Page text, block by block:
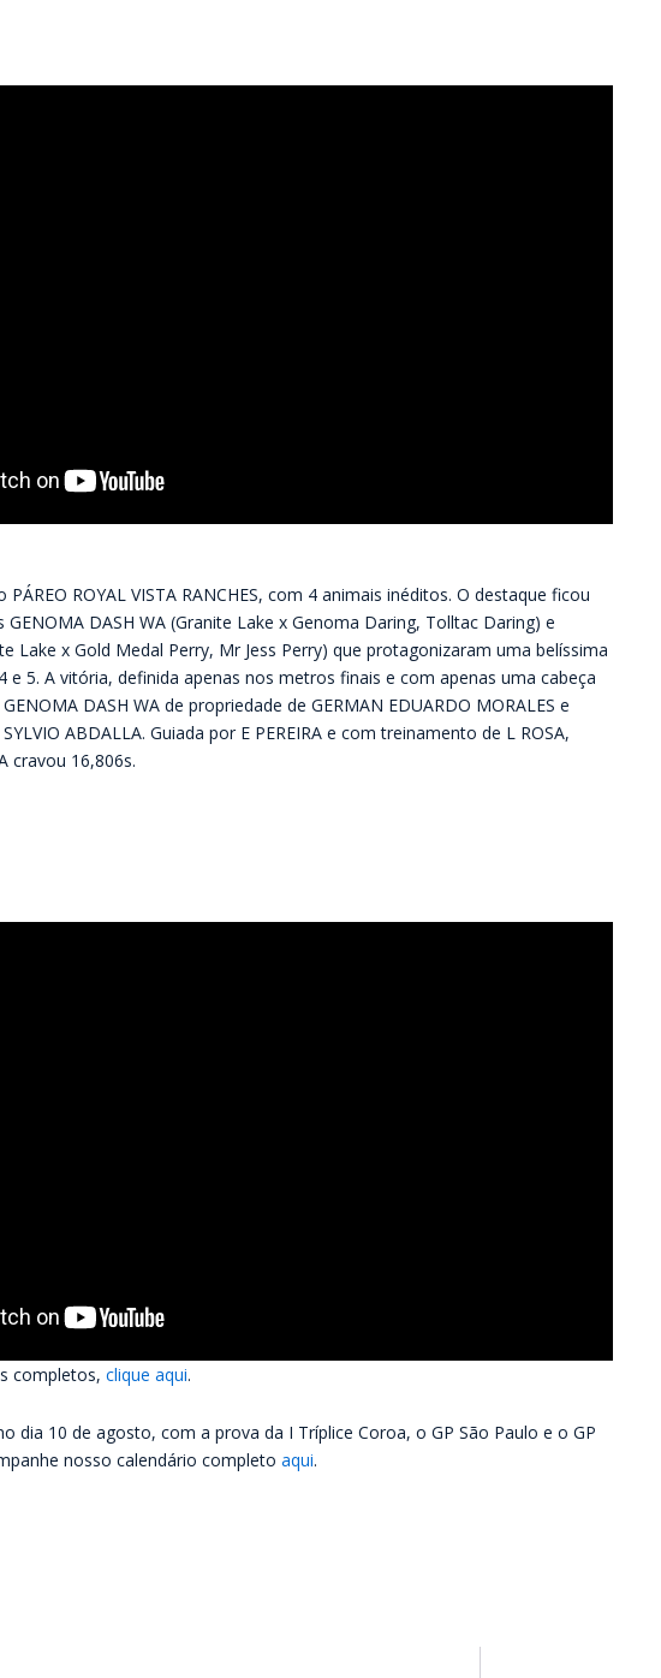
ROYAL VISTA RANCHES, com 4 animais inéditos. O destaque ficou
DASH WA (Granite Lake x Genoma Daring, Tolltac Daring) e
Lake x Gold Medal Perry, Mr Jess Perry) que protagonizaram uma belíssima
e 5. A vitória, definida apenas nos metros finais e com apenas uma cabeça
DASH WA de propriedade de GERMAN EDUARDO MORALES e
ABDALLA. Guiada por E PEREIRA e com treinamento de L ROSA,
cravou 16,806s.
completos,clique aqui.
dia 10 de agosto, com a prova da I Tríplice Coroa, o GP São Paulo e o GP
nosso calendário completoaqui.